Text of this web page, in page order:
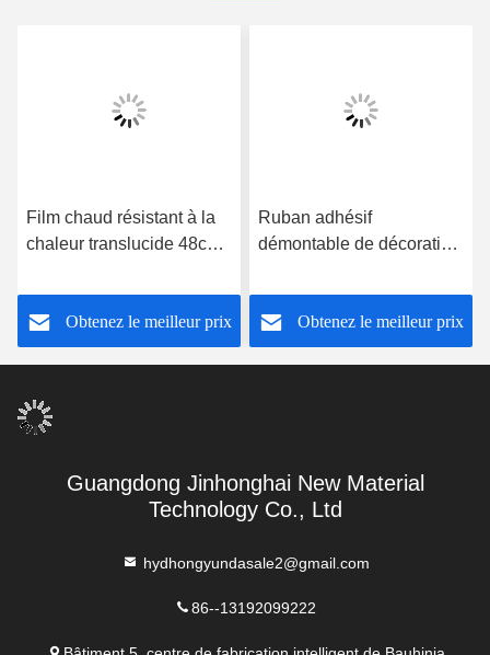
Film chaud résistant à la
chaleur translucide 48cm
pour le tissu de polyester
Obtenez le meilleur prix
Ruban adhésif
démontable de décoration
chaleur de ruban adhésif
Obtenez le meilleur prix
Guangdong Jinhonghai New Material
Technology Co., Ltd
hydhongyundasale2@gmail.com
86--13192099222